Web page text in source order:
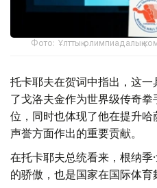
Фото: Ұлттық олимпиадалық
托卡耶夫在贺词中指出，这
了戈洛夫金作为世界级传奇
位，同时也体现了他在提升
声誉方面作出的重要贡献。
在托卡耶夫总统看来，根纳季
的骄傲，也是国家在国际体育